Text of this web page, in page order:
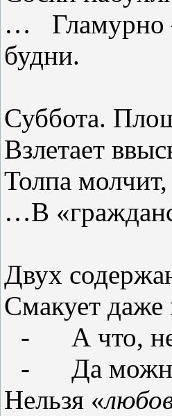
…
будни.
Суббота.
Взлетает
Толпа молчит,
…В
Двух
Смакует даже
-
А что,
-
Да
Нельзя «